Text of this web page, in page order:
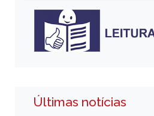
Últimas notícias